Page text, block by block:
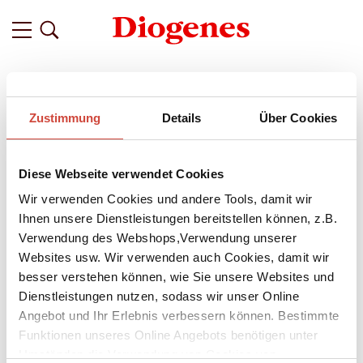
Zustimmung Details Über Cookies
Diese Webseite verwendet Cookies
Wir verwenden Cookies und andere Tools, damit wir
Ihnen unsere Dienstleistungen bereitstellen können, z.B.
Verwendung des Webshops,Verwendung unserer
Websites usw. Wir verwenden auch Cookies, damit wir
besser verstehen können, wie Sie unsere Websites und
Dienstleistungen nutzen, sodass wir unser Online
Angebot und Ihr Erlebnis verbessern können. Bestimmte
Funktionen unseres Online Angebots benötigen unter
Related Featured
vor etwa einem Jahr
Eltern werden – Leseprobe
Band ist ein Buch, das uns wach, aber
auch gelassen macht. Eines, mit dem wir neues Terrain
erkunden und das uns ermutigt, klug und eigensinnig die
richtigen Fragen zu stellen. Im zuletzt erschienenen Buch der
Reihe – der AnthologieEltern werden,herausgegeben von
Kati Hertzsch –, dreht sich alles um eines der wichtigsten
Themen unserer Gesellschaft: Kinder haben. Oder nicht.
Eine exklusive Leseprobe.